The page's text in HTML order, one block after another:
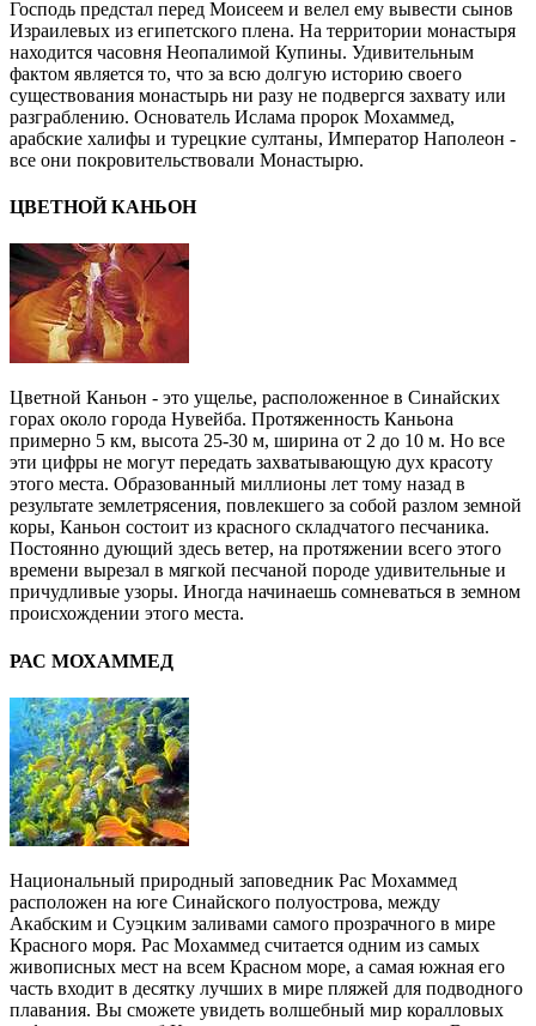
Господь предстал перед Моисеем и велел ему вывести сынов
Израилевых из египетского плена. На территории монастыря
находится часовня Неопалимой Купины. Удивительным
фактом является то, что за всю долгую историю своего
существования монастырь ни разу не подвергся захвату или
разграблению. Основатель Ислама пророк Мохаммед,
арабские халифы и турецкие султаны, Император Наполеон -
все они покровительствовали Монастырю.
ЦВЕТНОЙ КАНЬОН
Цветной Каньон - это ущелье, расположенное в Синайских
горах около города Нувейба. Протяженность Каньона
примерно 5 км, высота 25-30 м, ширина от 2 до 10 м. Но все
эти цифры не могут передать захватывающую дух красоту
этого места. Образованный миллионы лет тому назад в
результате землетрясения, повлекшего за собой разлом земной
коры, Каньон состоит из красного складчатого песчаника.
Постоянно дующий здесь ветер, на протяжении всего этого
времени вырезал в мягкой песчаной породе удивительные и
причудливые узоры. Иногда начинаешь сомневаться в земном
происхождении этого места.
РАС МОХАММЕД
Национальный природный заповедник Рас Мохаммед
расположен на юге Синайского полуострова, между
Акабским и Суэцким заливами самого прозрачного в мире
Красного моря. Рас Мохаммед считается одним из самых
живописных мест на всем Красном море, а самая южная его
часть входит в десятку лучших в мире пляжей для подводного
плавания. Вы сможете увидеть волшебный мир коралловых